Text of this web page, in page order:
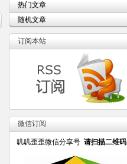
热门文章
随机文章
订阅本站
微信订阅
叽叽歪歪微信分享号 请扫描二维码